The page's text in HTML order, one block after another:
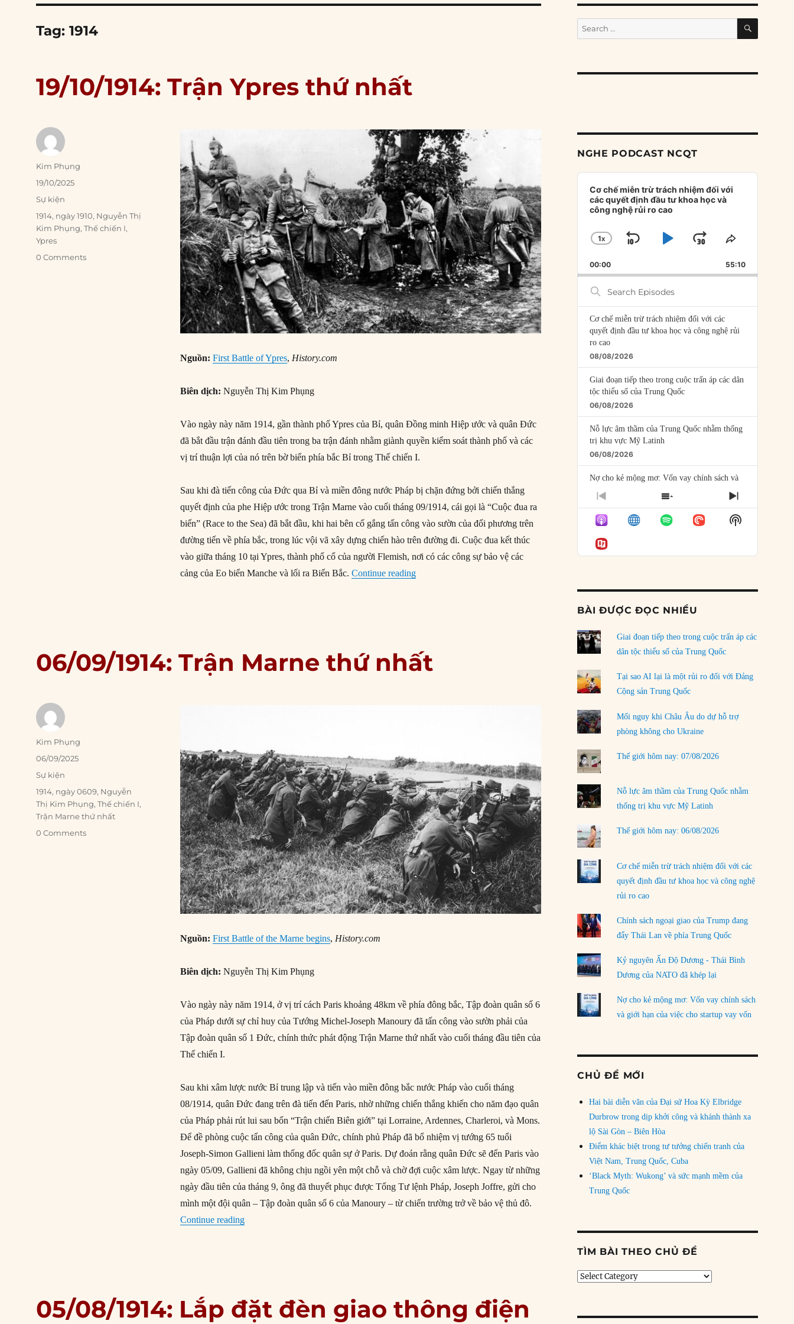
Tag:1914
19/10/1914: Trận Ypres thứ nhất
Nguồn:First Battle of Ypres, History.com
Biên dịch: Nguyễn Thị Kim Phụng
Vào ngày này năm 1914, gần thành phố Ypres của Bỉ, quân Đồng minh Hiệp ước và quân Đức
đã bắt đầu trận đánh đầu tiên trong ba trận đánh nhằm giành quyền kiểm soát thành phố và các
vị trí thuận lợi của nó trên bờ biển phía bắc Bỉ trong Thế chiến I.
Sau khi đà tiến công của Đức qua Bỉ và miền đông nước Pháp bị chặn đứng bởi chiến thắng
quyết định của phe Hiệp ước trong Trận Marne vào cuối tháng 09/1914, cái gọi là “Cuộc đua ra
biển” (Race to the Sea) đã bắt đầu, khi hai bên cố gắng tấn công vào sườn của đối phương trên
đường tiến về phía bắc, trong lúc vội vã xây dựng chiến hào trên đường đi. Cuộc đua kết thúc
vào giữa tháng 10 tại Ypres, thành phố cổ của người Flemish, nơi có các công sự bảo vệ các
cảng của Eo biển Manche và lối ra Biển Bắc.Continue reading“19/10/1914: Trận Ypres thứ nhất”
Author
Kim Phụng
Posted
19/10/2025
Categories
Sự kiện
Tags
1914, ngày 1910, Nguyễn Thị
Kim Phụng,Thế chiến I,
Ypres
0 Comments
06/09/1914: Trận Marne thứ nhất
Nguồn:First Battle of the Marne begins, History.com
Biên dịch: Nguyễn Thị Kim Phụng
Vào ngày này năm 1914, ở vị trí cách Paris khoảng 48km về phía đông bắc, Tập đoàn quân số 6
của Pháp dưới sự chỉ huy của Tướng Michel-Joseph Manoury đã tấn công vào sườn phải của
Tập đoàn quân số 1 Đức, chính thức phát động Trận Marne thứ nhất vào cuối tháng đầu tiên của
Thế chiến I.
Sau khi xâm lược nước Bỉ trung lập và tiến vào miền đông bắc nước Pháp vào cuối tháng
08/1914, quân Đức đang trên đà tiến đến Paris, nhờ những chiến thắng khiến cho năm đạo quân
của Pháp phải rút lui sau bốn “Trận chiến Biên giới” tại Lorraine, Ardennes, Charleroi, và Mons.
Để đề phòng cuộc tấn công của quân Đức, chính phủ Pháp đã bổ nhiệm vị tướng 65 tuổi
Joseph-Simon Gallieni làm thống đốc quân sự ở Paris. Dự đoán rằng quân Đức sẽ đến Paris vào
ngày 05/09, Gallieni đã không chịu ngồi yên một chỗ và chờ đợi cuộc xâm lược. Ngay từ những
ngày đầu tiên của tháng 9, ông đã thuyết phục được Tổng Tư lệnh Pháp, Joseph Joffre, gửi cho
mình một đội quân – Tập đoàn quân số 6 của Manoury – từ chiến trường trở về bảo vệ thủ đô.
Continue reading“06/09/1914: Trận Marne thứ nhất”
Author
Kim Phụng
Posted
06/09/2025
Categories
Sự kiện
Tags
1914, ngày 0609, Nguyễn
Thị Kim Phụng,Thế chiến I,
Trận Marne thứ nhất
0 Comments
05/08/1914: Lắp đặt đèn giao thông điện
Search
for:
SEARCH
NGHE PODCAST NCQT
Audio
Player
Cơ chế miễn trừ trách nhiệm đối với
các quyết định đầu tư khoa học và
công nghệ rủi ro cao
CHANGE
RATE
1X
SKIP
BACKWARD
PLAYJUMP
FORWARD
SHARE
EPISODE
00:00 55:10
Search
Episodes
Cơ chế miễn trừ trách nhiệm đối với các
quyết định đầu tư khoa học và công nghệ rủi
ro cao
08/08/2026
Giai đoạn tiếp theo trong cuộc trấn áp các dân
tộc thiểu số của Trung Quốc
06/08/2026
Nỗ lực âm thầm của Trung Quốc nhằm thống
trị khu vực Mỹ Latinh
06/08/2026
Nợ cho kẻ mộng mơ: Vốn vay chính sách và
giới hạn của việc cho startup vay vốn
Mỹ Latinh đang trở thành “phòng thí nghiệm”
của phe cánh hữu mới
04/08/2026
Ngoại trưởng Nhật Bản?
Dương
03/08/2026
Đặt cược vào thất bại: Các quỹ đầu tư mạo
hiểm quốc gia và khía cạnh chính trị của vốn
02/08/2026
Làm thế nào để kết thúc Chiến tranh Iran?
01/08/2026
Chiến lược kế tiếp của Bắc Kinh ở Biển Đông
31/07/2026
LOAD MORE
PREVIOUS
EPISODE
SHOW
EPISODES
LIST
NEXT
EPISODE
Show
Podcast
BÀI ĐƯỢC ĐỌC NHIỀU
Giai đoạn tiếp theo trong cuộc trấn áp các
dân tộc thiểu số của Trung Quốc
Tại sao AI lại là một rủi ro đối với Đảng
Cộng sản Trung Quốc
Mối nguy khi Châu Âu do dự hỗ trợ
phòng không cho Ukraine
Thế giới hôm nay: 07/08/2026
Nỗ lực âm thầm của Trung Quốc nhằm
thống trị khu vực Mỹ Latinh
Thế giới hôm nay: 06/08/2026
Cơ chế miễn trừ trách nhiệm đối với các
quyết định đầu tư khoa học và công nghệ
rủi ro cao
Chính sách ngoại giao của Trump đang
đẩy Thái Lan về phía Trung Quốc
Kỷ nguyên Ấn Độ Dương - Thái Bình
Dương của NATO đã khép lại
Nợ cho kẻ mộng mơ: Vốn vay chính sách
và giới hạn của việc cho startup vay vốn
CHỦ ĐỀ MỚI
Hai bài diễn văn của Đại sứ Hoa Kỳ Elbridge
Durbrow trong dịp khởi công và khánh thành xa
lộ Sài Gòn – Biên Hòa
Điểm khác biệt trong tư tưởng chiến tranh của
Việt Nam, Trung Quốc, Cuba
‘Black Myth: Wukong’ và sức mạnh mềm của
Trung Quốc
TÌM BÀI THEO CHỦ ĐỀ
Tìm